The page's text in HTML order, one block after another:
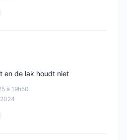
5
à 19h50
en de lak houdt niet